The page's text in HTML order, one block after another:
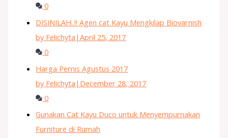
0
DISINILAH..!! Agen cat Kayu Mengkilap Biovarnish
by Felichyta |April 25, 2017
0
Harga Pernis Agustus 2017
by Felichyta | December 28, 2017
0
Gunakan Cat Kayu Duco untuk Menyempurnakan
Furniture di Rumah